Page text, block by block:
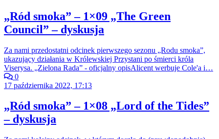
„Ród smoka” – 1×09 „The Green
Council” – dyskusja
Za nami przedostatni odcinek pierwszego sezonu „Rodu smoka”,
ukazujący działania w Królewskiej Przystani po śmierci króla
Viserysa. „Zielona Rada” - oficjalny opisAlicent werbuje Cole'a i…
0
17 października 2022, 17:13
„Ród smoka” – 1×08 „Lord of the Tides”
– dyskusja